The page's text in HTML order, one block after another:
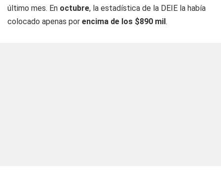
último mes. En octubre, la estadística de la DEIE la había
colocado apenas por encima de los $890 mil.